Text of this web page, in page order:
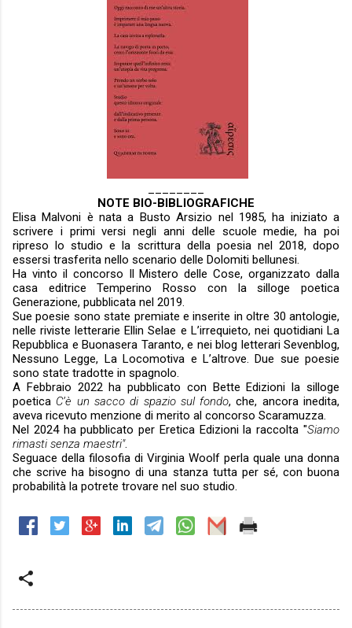
NOTE BIO-BIBLIOGRAFICHE
Elisa Malvoni è nata a Busto Arsizio nel 1985, ha iniziato a
scrivere i primi versi negli anni delle scuole medie, ha poi
ripreso lo studio e la scrittura della poesia nel 2018, dopo
essersi trasferita nello scenario delle Dolomiti bellunesi.
Ha vinto il concorso Il Mistero delle Cose, organizzato dalla
casa editrice Temperino Rosso con la silloge poetica
Generazione, pubblicata nel 2019.
Sue poesie sono state premiate e inserite in oltre 30 antologie,
nelle riviste letterarie Ellin Selae e L’irrequieto, nei quotidiani La
Repubblica e Buonasera Taranto, e nei blog letterari Sevenblog,
Nessuno Legge, La Locomotiva e L’altrove.Due sue poesie
sono state tradotte in spagnolo.
A Febbraio 2022 ha pubblicato con Bette Edizioni la silloge
poetica C’è un sacco di spazio sul fondo, che, ancora inedita,
aveva ricevuto menzione di merito al concorso Scaramuzza.
Nel 2024 ha pubblicato per Eretica Edizioni la raccolta "Siamo
rimasti senza maestri".
Seguace della filosofia di Virginia Woolf perla quale una donna
che scrive ha bisogno di una stanza tutta per sé, con buona
probabilità la potrete trovare nel suo studio.